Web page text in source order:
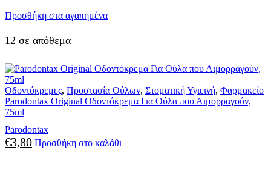
Προσθήκη στα αγαπημένα
12 σε απόθεμα
Οδοντόκρεμες, Προστασία Ούλων, Στοματική Υγιεινή, Φαρμακείο
Parodontax Original Οδοντόκρεμα Για Ούλα που Αιμορραγούν,
75ml
Parodontax
€3,80 Προσθήκη στο καλάθι